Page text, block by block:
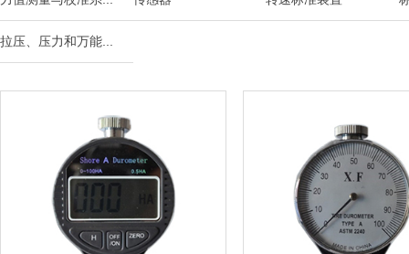
拉压、压力和万能...